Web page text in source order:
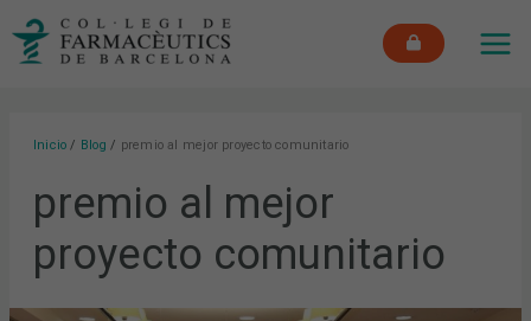
Inicio Blog premio al mejor proyecto comunitario
premio al mejor
proyecto comunitario